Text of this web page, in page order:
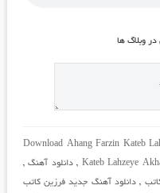
وبلاگ ها
Download Ahang Farzin Kateb
Kateb Lahzeye
,دانلود آهنگ,
, دانلود آهنگ جدید فرزین کاتب